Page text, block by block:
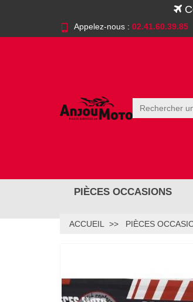
Appelez-nous : 02.41.60.39.85
PIÈCES OCCASIONS
ACCUEIL PIÈCES